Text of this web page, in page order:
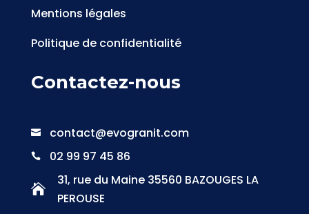
Mentions légales
Politique de confidentialité
Contactez-nous
 contact@evogranit.com
 02 99 97 45 86

31, rue du Maine 35560 BAZOUGES LA
PEROUSE